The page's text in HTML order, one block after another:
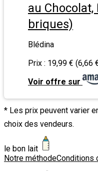
au
briques)
Blédina
Prix : 19,99 € (6,66
Voir offre sur
* Les prix peuvent varier
choix des vendeurs.
le bon lait
Notre méthodeConditions